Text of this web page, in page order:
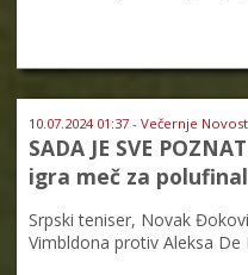
10.07.2024 01:37 - Večernje
SADA JE SVE
igra meč za
Srpski teniser, Novak
Vimbldona protiv Aleksa De